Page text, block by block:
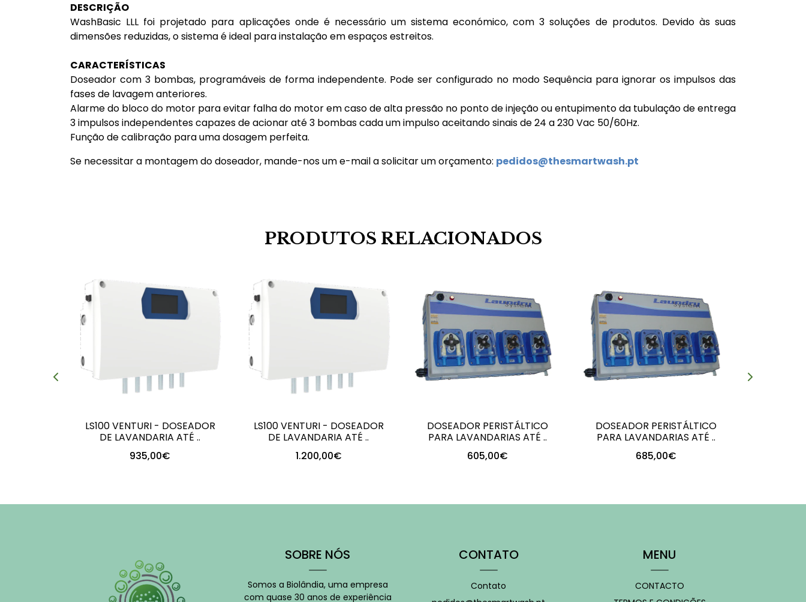
DESCRIÇÃO
WashBasic LLL foi projetado para aplicações onde é necessário um sistema económico, com 3 soluções de produtos. Devido às suas
dimensões reduzidas, o sistema é ideal para instalação em espaços estreitos.
CARACTERÍSTICAS
Doseador com 3 bombas, programáveis de forma independente. Pode ser configurado no modo Sequência para ignorar os impulsos das
fases de lavagem anteriores.
Alarme do bloco do motor para evitar falha do motor em caso de alta pressão no ponto de injeção ou entupimento da tubulação de entrega
3 impulsos independentes capazes de acionar até 3 bombas cada um impulso aceitando sinais de 24 a 230 Vac 50/60Hz.
Função de calibração para uma dosagem perfeita.
Se necessitar a montagem do doseador, mande-nos um e-mail a solicitar um orçamento: pedidos@thesmartwash.pt
PRODUTOS RELACIONADOS
LS100 VENTURI - DOSEADOR
DE LAVANDARIA ATÉ ..
935,00€
LS100 VENTURI - DOSEADOR
DE LAVANDARIA ATÉ ..
1.200,00€
DOSEADOR PERISTÁLTICO
PARA LAVANDARIAS ATÉ ..
605,00€
DOSEADOR PERISTÁLTICO
PARA LAVANDARIAS ATÉ ..
685,00€
SOBRE NÓS
Somos a Biolândia, uma empresa
com quase 30 anos de experiência
CONTATO
Contato
MENU
CONTACTO